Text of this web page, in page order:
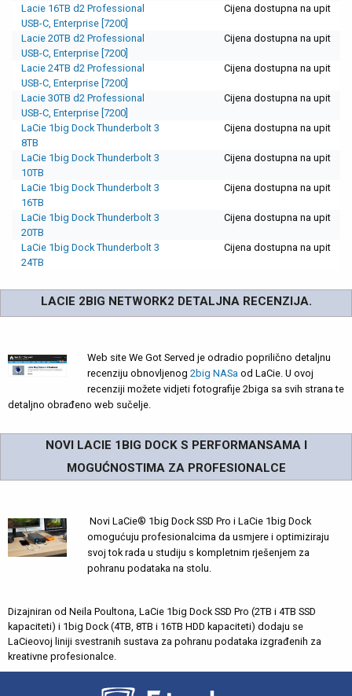
Lacie 16TB d2 Professional
USB-C, Enterprise [7200]
Cijena dostupna na upit
Lacie 20TB d2 Professional
USB-C, Enterprise [7200]
Cijena dostupna na upit
Lacie 24TB d2 Professional
USB-C, Enterprise [7200]
Cijena dostupna na upit
Lacie 30TB d2 Professional
USB-C, Enterprise [7200]
Cijena dostupna na upit
LaCie 1big Dock Thunderbolt 3
8TB
Cijena dostupna na upit
LaCie 1big Dock Thunderbolt 3
10TB
Cijena dostupna na upit
LaCie 1big Dock Thunderbolt 3
16TB
Cijena dostupna na upit
LaCie 1big Dock Thunderbolt 3
20TB
Cijena dostupna na upit
LaCie 1big Dock Thunderbolt 3
24TB
Cijena dostupna na upit
LACIE 2BIG NETWORK2 DETALJNA RECENZIJA.
Web site We Got Served je odradio poprilično detaljnu
recenziju obnovljenog 2big NASa od LaCie. U ovoj
recenziji možete vidjeti fotografije 2biga sa svih strana te
detaljno obrađeno web sučelje.
NOVI LACIE 1BIG DOCK S PERFORMANSAMA I
MOGUĆNOSTIMA ZA PROFESIONALCE
Novi LaCie® 1big Dock SSD Pro i LaCie 1big Dock
omogućuju profesionalcima da usmjere i optimiziraju
svoj tok rada u studiju s kompletnim rješenjem za
pohranu podataka na stolu.
Dizajniran od Neila Poultona, LaCie 1big Dock SSD Pro (2TB i 4TB SSD
kapaciteti) i 1big Dock (4TB, 8TB i 16TB HDD kapaciteti) dodaju se
LaCieovoj liniji svestranih sustava za pohranu podataka izgrađenih za
kreativne profesionalce.